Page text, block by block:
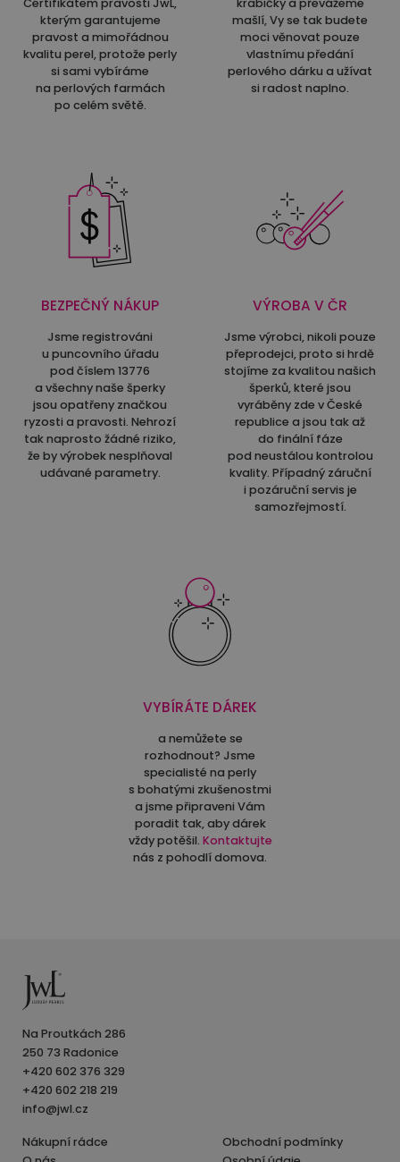
Certifikátem pravosti JwL,
kterým garantujeme
pravost a mimořádnou
kvalitu perel, protože perly
si sami vybíráme
na perlových farmách
po celém světě.
krabičky a převážeme
mašlí, Vy se tak budete
moci věnovat pouze
vlastnímu předání
perlového dárku a užívat
si radost naplno.
BEZPEČNÝ NÁKUP
Jsme registrováni
u puncovního úřadu
pod číslem 13776
a všechny naše šperky
jsou opatřeny značkou
ryzosti a pravosti. Nehrozí
tak naprosto žádné riziko,
že by výrobek nesplňoval
udávané parametry.
VÝROBA V ČR
Jsme výrobci, nikoli pouze
přeprodejci, proto si hrdě
stojíme za kvalitou našich
šperků, které jsou
vyráběny zde v České
republice a jsou tak až
do finální fáze
pod neustálou kontrolou
kvality. Případný záruční
i pozáruční servis je
samozřejmostí.
VYBÍRÁTE DÁREK
a nemůžete se
rozhodnout? Jsme
specialisté na perly
s bohatými zkušenostmi
a jsme připraveni Vám
poradit tak, aby dárek
vždy potěšil. Kontaktujte
nás z pohodlí domova.
Na Proutkách 286
250 73 Radonice
+420 602 376 329
+420 602 218 219
info@jwl.cz
Nákupní rádce
Obchodní podmínky